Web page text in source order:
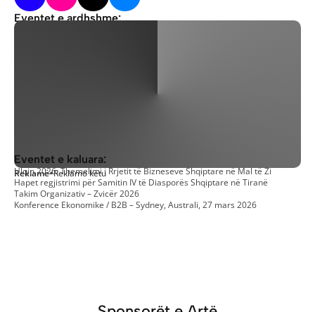
Eventet e ardhshme:
Konferenca IV “Ekonomia shpëton Luginën” vjen në Bujanoc
Reklamë•Reklamo këtu
Eventet e kaluara:
Ulqin 2026: Themelimi i Rrjetit të Bizneseve Shqiptare në Mal të Zi
Hapet regjistrimi për Samitin IV të Diasporës Shqiptare në Tiranë
Takim Organizativ – Zvicër 2026
Konference Ekonomike / B2B – Sydney, Australi, 27 mars 2026